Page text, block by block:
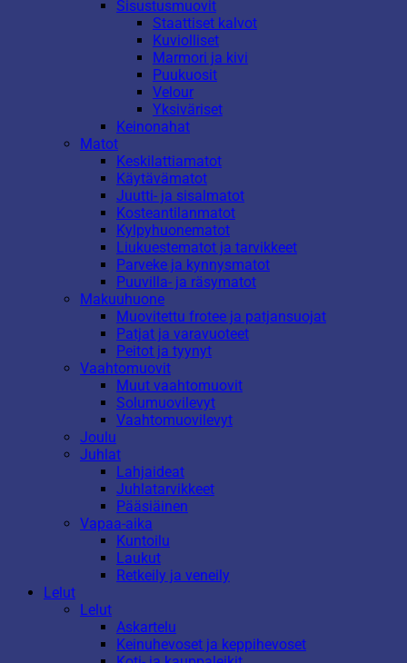
Sisustusmuovit
Staattiset kalvot
Kuviolliset
Marmori ja kivi
Puukuosit
Velour
Yksiväriset
Keinonahat
Matot
Keskilattiamatot
Käytävämatot
Juutti- ja sisalmatot
Kosteantilanmatot
Kylpyhuonematot
Liukuestematot ja tarvikkeet
Parveke ja kynnysmatot
Puuvilla- ja räsymatot
Makuuhuone
Muovitettu frotee ja patjansuojat
Patjat ja varavuoteet
Peitot ja tyynyt
Vaahtomuovit
Muut vaahtomuovit
Solumuovilevyt
Vaahtomuovilevyt
Joulu
Juhlat
Lahjaideat
Juhlatarvikkeet
Pääsiäinen
Vapaa-aika
Kuntoilu
Laukut
Retkeily ja veneily
Lelut
Lelut
Askartelu
Keinuhevoset ja keppihevoset